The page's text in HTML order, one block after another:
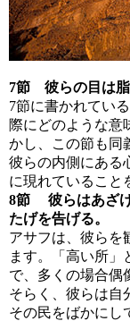
7節 彼らの目は脂
7節に書かれてい
際にどのような意
かし、この節も同
彼らの内側にある
に現れていること
8節 彼らはあざけ
たげを告げる。
アサフは、彼らを
ます。「高い所」
で、多くの場合偶
そらく、彼らは自
その民をばかにし